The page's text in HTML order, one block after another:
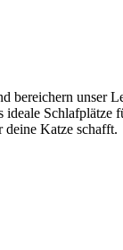
bereichern unser
Schlafplätze
deine Katze schafft.